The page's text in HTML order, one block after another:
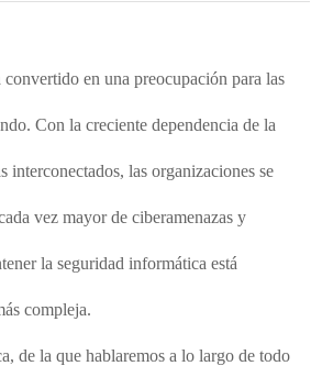
en una preocupación para las
Con la creciente dependenciade la
interconectados, las organizaciones se
vez mayor de ciberamenazas y
la seguridad informática está
compleja.
de la que hablaremos a lo largo de todo